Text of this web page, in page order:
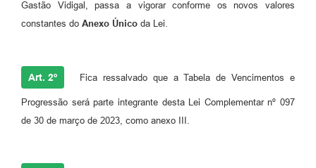
Gastão Vidigal, passa a vigorar conforme os novos valores
constantes do Anexo Único da Lei.
Art. 2º Fica ressalvado que a Tabela de Vencimentos e
Progressão será parte integrante desta Lei Complementar nº 097
de 30 de março de 2023, como anexo III.